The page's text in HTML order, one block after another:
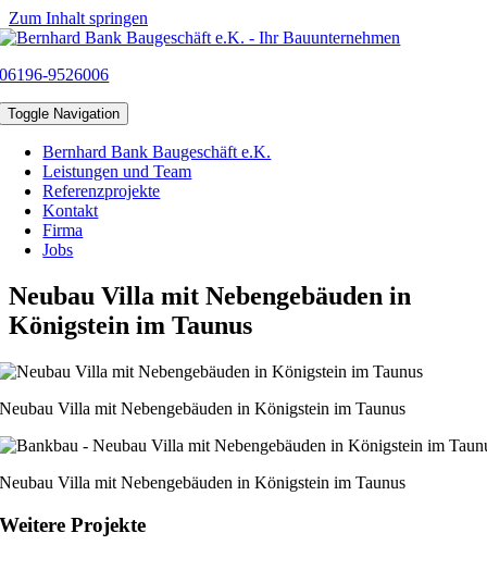
Zum Inhalt springen
06196-9526006
Toggle Navigation
Bernhard Bank Baugeschäft e.K.
Leistungen und Team
Referenzprojekte
Kontakt
Firma
Jobs
Neubau Villa mit Nebengebäuden in
Königstein im Taunus
Neubau Villa mit Nebengebäuden in Königstein im Taunus
Neubau Villa mit Nebengebäuden in Königstein im Taunus
Weitere Projekte